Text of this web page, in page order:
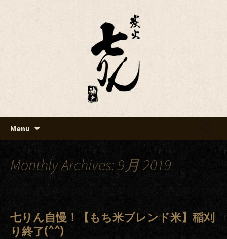
七りんブログ
Menu
Monthly Archives: 9月 2019
七りん自慢！【もち米ブレンド米】稲刈
り終了(^^)